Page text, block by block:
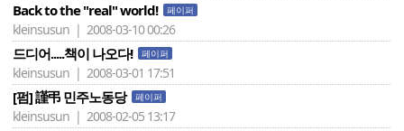
Back to the "real" world! 페이퍼
kleinsusun | 2008-03-10 00:26
드디어.....책이 나오다! 페이퍼
kleinsusun | 2008-03-01 17:51
[펌] 謹弔 민주노동당 페이퍼
kleinsusun | 2008-02-05 13:17